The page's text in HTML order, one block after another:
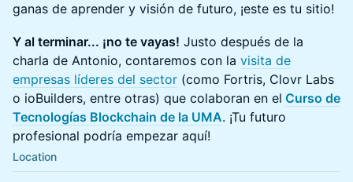
ganas de aprender y visión de futuro, ¡este es tu sitio!
Y al terminar... ¡no te vayas! Justo después de la
charla de Antonio, contaremos con la visita de
empresas líderes del sector (como Fortris, Clovr Labs
o ioBuilders, entre otras) que colaboran en el Curso de
Tecnologías Blockchain de la UMA. ¡Tu futuro
profesional podría empezar aquí!
Location